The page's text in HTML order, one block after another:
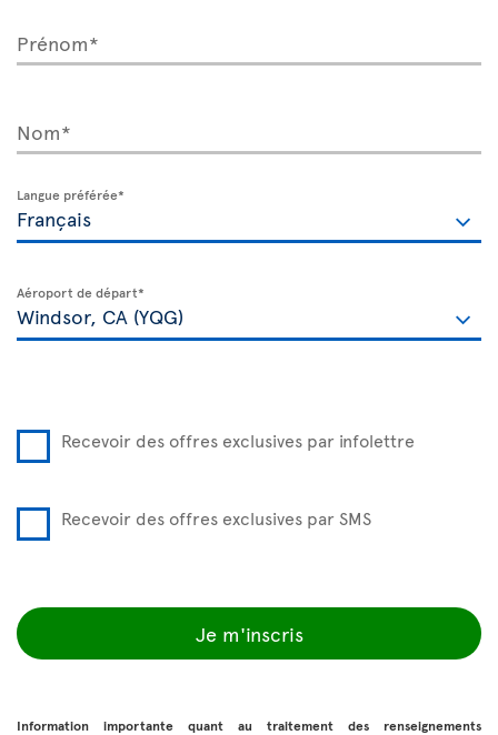
Prénom*
Nom*
Langue préférée*
Aéroport de départ*
Recevoir des offres exclusives par infolettre
Recevoir des offres exclusives par SMS
Je m'inscris
Information importante quant au traitement des renseignements